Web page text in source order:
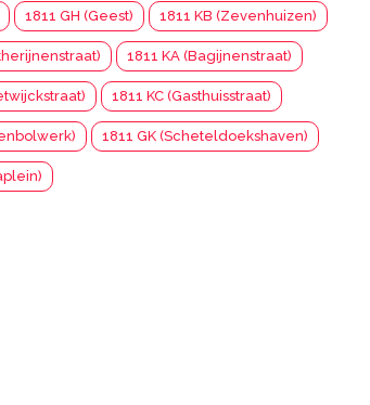
1811 GH (Geest) 1811 KB (Zevenhuizen)
1811 KA (Bagijnenstraat)
1811 KC (Gasthuisstraat)
1811 GK (Scheteldoekshaven)